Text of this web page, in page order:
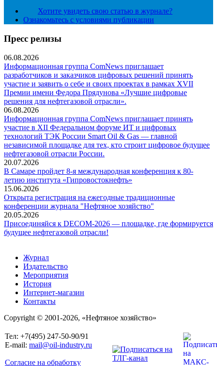
Хотите увидеть свою статью в журнале?
Ознакомьтесь с условиями публикации
Пресс релизы
06.08.2026
Информационная группа ComNews приглашает
разработчиков и заказчиков цифровых решений принять
участие и заявить о себе и своих проектах в рамках XVII
Премии имени Федора Прядунова «Лучшие цифровые
решения для нефтегазовой отрасли».
06.08.2026
Информационная группа ComNews приглашает принять
участие в XII Федеральном форуме ИТ и цифровых
технологий ТЭК России Smart Oil & Gas — главной
независимой площадке для тех, кто строит цифровое будущее
нефтегазовой отрасли России.
20.07.2026
В Самаре пройдет 8-я международная конференция к 80-
летию института «Гипровостокнефть»
15.06.2026
Открыта регистрация на ежегодные традиционные
конференции журнала "Нефтяное хозяйство"
20.05.2026
Присоединяйся к DECOM-2026 — площадке, где формируется
будущее нефтегазовой отрасли!
Журнал
Издательство
Мероприятия
История
Интернет-магазин
Контакты
Copyright © 2001-2026, «Нефтяное хозяйство»
Тел: +7(495) 247-50-90/91
E-mail: mail@oil-industry.ru
Согласие на обработку